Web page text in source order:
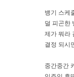
뱅기 스케
덜 피곤한
제가 뭐라
결정 되시
중간중간